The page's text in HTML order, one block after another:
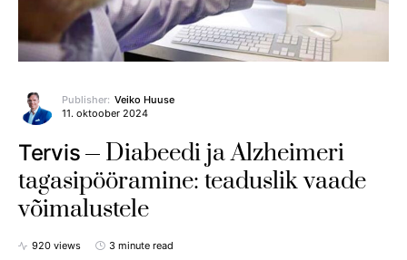
Publisher: Veiko Huuse
11. oktoober 2024
Tervis
Diabeedi ja Alzheimeri
tagasipööramine: teaduslik vaade
võimalustele
920 views 3 minute read